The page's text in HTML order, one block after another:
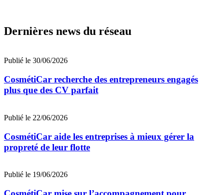
Dernières news du réseau
Publié le 30/06/2026
CosmétiCar recherche des entrepreneurs engagés
plus que des CV parfait
Publié le 22/06/2026
CosmétiCar aide les entreprises à mieux gérer la
propreté de leur flotte
Publié le 19/06/2026